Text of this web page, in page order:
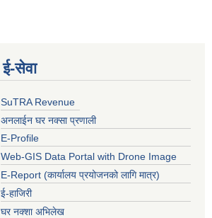
ई‍-सेवा
SuTRA Revenue
अनलाईन घर नक्सा प्रणाली
E-Profile
Web-GIS Data Portal with Drone Image
E-Report (कार्यालय प्रयोजनको लागि मात्र)
ई-हाजिरी
घर नक्शा अभिलेख